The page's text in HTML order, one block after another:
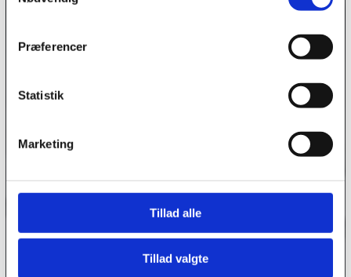
Præferencer
Statistik
Marketing
Tillad alle
Tillad valgte